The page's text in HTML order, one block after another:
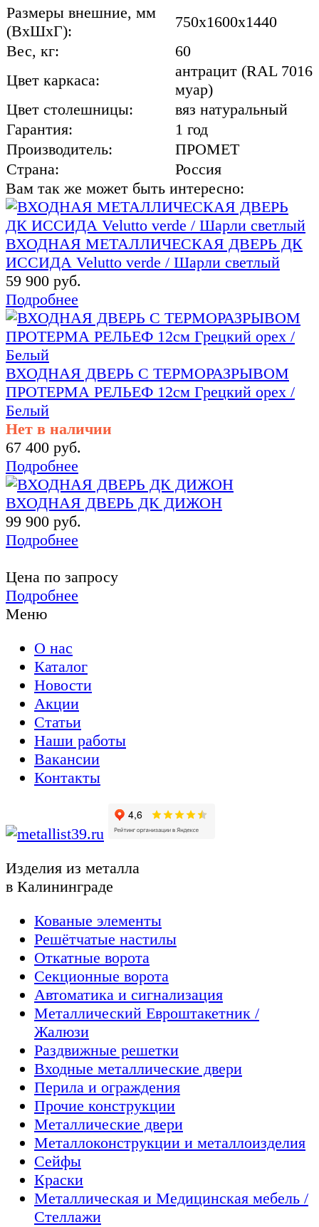
Размеры внешние, мм
(ВхШхГ):
750x1600x1440
Вес, кг:
60
Цвет каркаса:
антрацит (RAL 7016
муар)
Цвет столешницы:
вяз натуральный
Гарантия:
1 год
Производитель:
ПРОМЕТ
Страна:
Россия
Вам так же может быть интересно:
ВХОДНАЯ МЕТАЛЛИЧЕСКАЯ ДВЕРЬ ДК
ИССИДА Velutto verde / Шарли светлый
59 900 руб.
Подробнее
ВХОДНАЯ ДВЕРЬ С ТЕРМОРАЗРЫВОМ
ПРОТЕРМА РЕЛЬЕФ 12см Грецкий орех /
Белый
Нет в наличии
67 400 руб.
Подробнее
ВХОДНАЯ ДВЕРЬ ДК ДИЖОН
99 900 руб.
Подробнее
Цена по запросу
Подробнее
Меню
О нас
Каталог
Новости
Акции
Статьи
Наши работы
Вакансии
Контакты
Изделия из металла
в Калининграде
Кованые элементы
Решётчатые настилы
Откатные ворота
Секционные ворота
Автоматика и сигнализация
Металлический Евроштакетник /
Жалюзи
Раздвижные решетки
Входные металлические двери
Перила и ограждения
Прочие конструкции
Металлические двери
Металлоконструкции и металлоизделия
Сейфы
Краски
Металлическая и Медицинская мебель /
Стеллажи